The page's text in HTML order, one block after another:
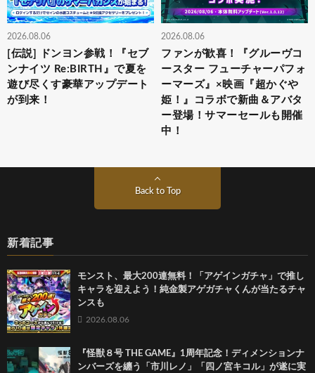
2026.08.06
[伝説] ドンヨン参戦！『セブ
ンナイツ Re:BIRTH』で夏を
遊び尽くす豪華アップデート
が到来！
2026.08.06
ファンが歓喜！『グルーヴコ
ースター フューチャーパフォ
ーマーズ』×映画『超かぐや
姫！』コラボで新曲＆アバタ
ー登場！サマーセールも開催
中！
Back to Top
新着記事
モンスト、最大200連無料！「アゲインガチャ」で推し
キャラを迎えよう！純金製アゲガチャくんが当たるチャ
ンスも
2026.08.06
『怪獣８号 THE GAME』1周年記念！ディメンションナ
ンバーズを纏う「市川レノ」「四ノ宮キコル」が遂に実